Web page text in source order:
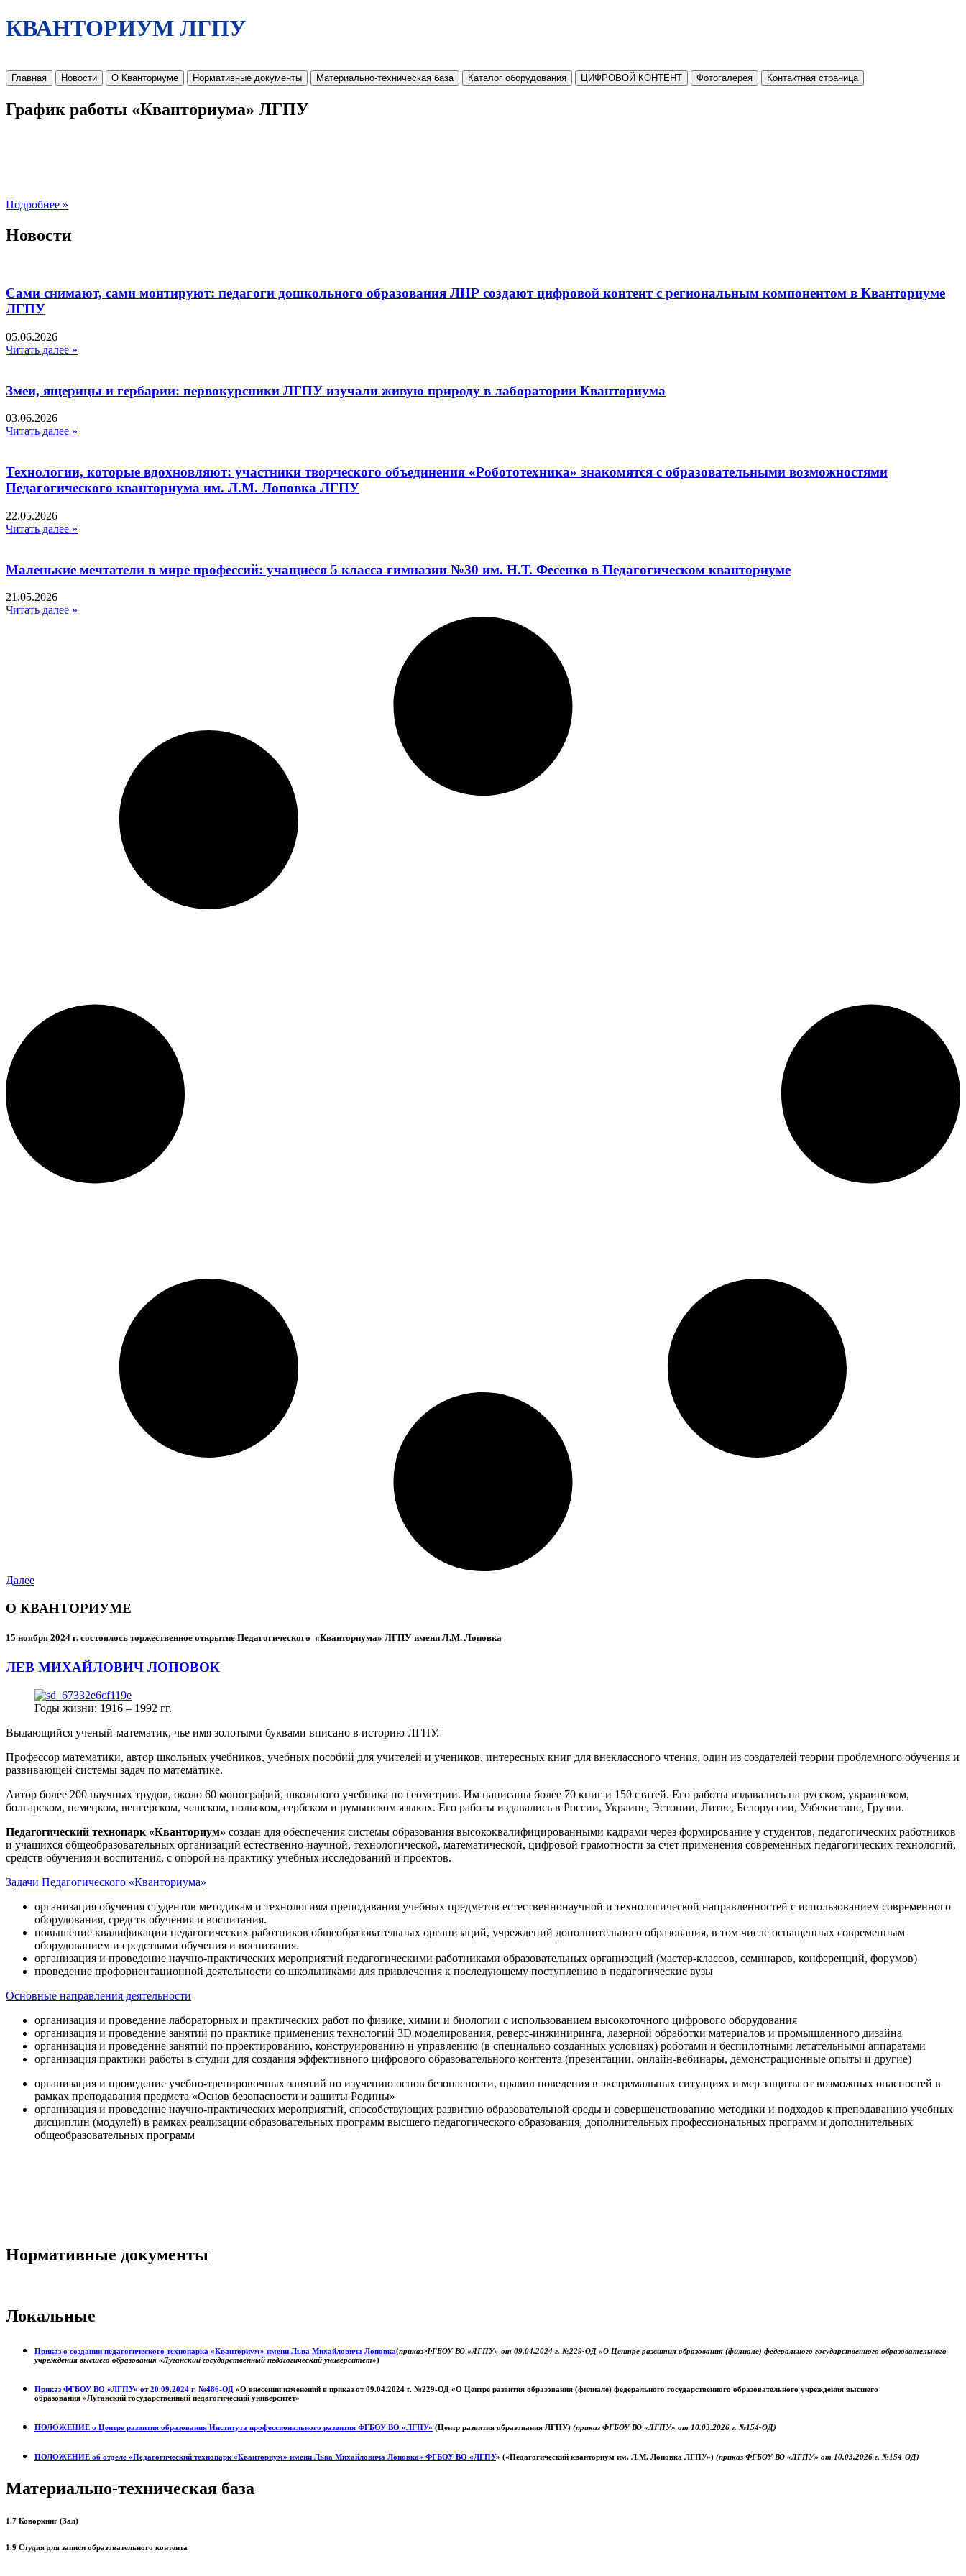
КВАНТОРИУМ ЛГПУ
Главная Новости О Кванториуме Нормативные документы Материально-техническая база Каталог оборудования ЦИФРОВОЙ КОНТЕНТ Фотогалерея Контактная страница
График работы «Кванториума» ЛГПУ
Подробнее »
Новости
Сами снимают, сами монтируют: педагоги дошкольного образования ЛНР создают цифровой контент с региональным компонентом в Кванториуме
ЛГПУ​
05.06.2026
Читать далее »
Змеи, ящерицы и гербарии: первокурсники ЛГПУ изучали живую природу в лаборатории Кванториума
03.06.2026
Читать далее »
Технологии, которые вдохновляют: участники творческого объединения «Робототехника» знакомятся с образовательными возможностями
Педагогического кванториума им. Л.М. Лоповка ЛГПУ
22.05.2026
Читать далее »
Маленькие мечтатели в мире профессий: учащиеся 5 класса гимназии №30 им. Н.Т. Фесенко в Педагогическом кванториуме
21.05.2026
Читать далее »
Далее
О КВАНТОРИУМЕ
15 ноября 2024 г. состоялось торжественное открытие Педагогического «Кванториума» ЛГПУ имени Л.М. Лоповка
ЛЕВ МИХАЙЛОВИЧ ЛОПОВОК
Годы жизни: 1916 – 1992 гг.
Выдающийся ученый-математик, чье имя золотыми буквами вписано в историю ЛГПУ.
Профессор математики, автор школьных учебников, учебных пособий для учителей и учеников, интересных книг для внеклассного чтения, один из создателей теории проблемного обучения и
развивающей системы задач по математике.
Автор более 200 научных трудов, около 60 монографий, школьного учебника по геометрии. Им написаны более 70 книг и 150 статей. Его работы издавались на русском, украинском,
болгарском, немецком, венгерском, чешском, польском, сербском и румынском языках. Его работы издавались в России, Украине, Эстонии, Литве, Белоруссии, Узбекистане, Грузии.
Педагогический технопарк «Кванториум» создан для обеспечения системы образования высококвалифицированными кадрами через формирование у студентов, педагогических работников
и учащихся общеобразовательных организаций естественно-научной, технологической, математической, цифровой грамотности за счет применения современных педагогических технологий,
средств обучения и воспитания, с опорой на практику учебных исследований и проектов.
Задачи Педагогического «Кванториума»
организация обучения студентов методикам и технологиям преподавания учебных предметов естественнонаучной и технологической направленностей с использованием современного
оборудования, средств обучения и воспитания.
повышение квалификации педагогических работников общеобразовательных организаций, учреждений дополнительного образования, в том числе оснащенных современным
оборудованием и средствами обучения и воспитания.
организация и проведение научно-практических мероприятий педагогическими работниками образовательных организаций (мастер-классов, семинаров, конференций, форумов)
проведение профориентационной деятельности со школьниками для привлечения к последующему поступлению в педагогические вузы
Основные направления деятельности
организация и проведение лабораторных и практических работ по физике, химии и биологии с использованием высокоточного цифрового оборудования
организация и проведение занятий по практике применения технологий 3D моделирования, реверс-инжиниринга, лазерной обработки материалов и промышленного дизайна
организация и проведение занятий по проектированию, конструированию и управлению (в специально созданных условиях) роботами и беспилотными летательными аппаратами
организация практики работы в студии для создания эффективного цифрового образовательного контента (презентации, онлайн-вебинары, демонстрационные опыты и другие)
организация и проведение учебно-тренировочных занятий по изучению основ безопасности, правил поведения в экстремальных ситуациях и мер защиты от возможных опасностей в
рамках преподавания предмета «Основ безопасности и защиты Родины»
организация и проведение научно-практических мероприятий, способствующих развитию образовательной среды и совершенствованию методики и подходов к преподаванию учебных
дисциплин (модулей) в рамках реализации образовательных программ высшего педагогического образования, дополнительных профессиональных программ и дополнительных
общеобразовательных программ
Нормативные документы
Локальные
Приказ о создании педагогического технопарка «Кванториум» имени Льва Михайловича Лоповка(приказ ФГБОУ ВО «ЛГПУ» от 09.04.2024 г. №229-ОД «О Центре развития образования (филиале) федерального государственного образовательного
учреждения высшего образования «Луганский государственный педагогический университет»)
Приказ ФГБОУ ВО «ЛГПУ» от 20.09.2024 г. №486-ОД «О внесении изменений в приказ от 09.04.2024 г. №229-ОД «О Центре развития образования (филиале) федерального государственного образовательного учреждения высшего
образования «Луганский государственный педагогический университет»
ПОЛОЖЕНИЕ о Центре развития образования Института профессионального развития ФГБОУ ВО «ЛГПУ» (Центр развития образования ЛГПУ) (приказ ФГБОУ ВО «ЛГПУ» от 10.03.2026 г. №154-ОД)
ПОЛОЖЕНИЕ об отделе «Педагогический технопарк «Кванториум» имени Льва Михайловича Лоповка» ФГБОУ ВО «ЛГПУ» («Педагогический кванториум им. Л.М. Лоповка ЛГПУ») (приказ ФГБОУ ВО «ЛГПУ» от 10.03.2026 г. №154-ОД)
Материально-техническая база
1.7 Коворкинг (Зал)
1.9 Студия для записи образовательного контента